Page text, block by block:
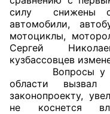
Кодекс этики
Положения
Соглашения
Рекомендации
силу снижены
автомобили,
мотоциклы,
Сергей
кузбассовцев
Вопросы у
области
законопроекту,
не коснется